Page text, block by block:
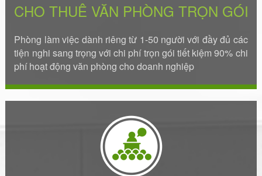
CHO THUÊ VĂN PHÒNG TRỌN GÓI
Phòng làm việc dành riêng từ 1-50 người với đầy đủ các
tiện nghi sang trọng với chi phí trọn gói tiết kiệm 90% chi
phí hoạt động văn phòng cho doanh nghiệp